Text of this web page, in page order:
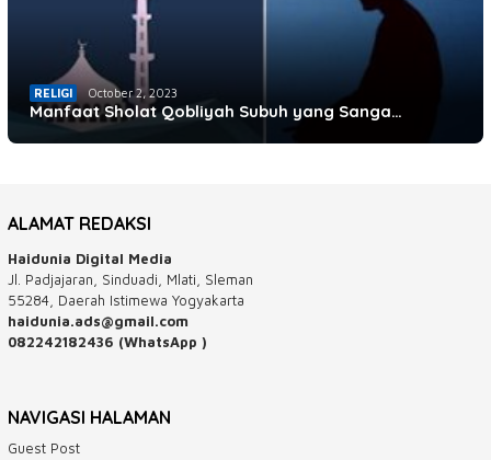
RELIGI October 2, 2023
Manfaat Sholat Qobliyah Subuh yang Sanga…
ALAMAT REDAKSI
Haidunia Digital Media
Jl. Padjajaran, Sinduadi, Mlati, Sleman
55284, Daerah Istimewa Yogyakarta
haidunia.ads@gmail.com
082242182436 (WhatsApp )
NAVIGASI HALAMAN
Guest Post